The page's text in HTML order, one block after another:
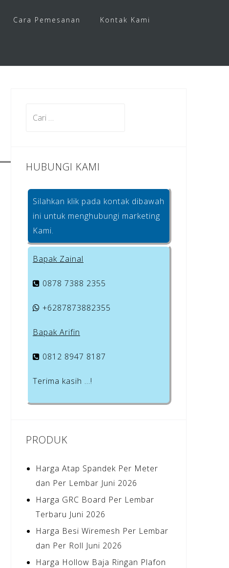
Cara Pemesanan Kontak Kami
HUBUNGI KAMI
Silahkan klik pada kontak dibawah
ini untuk menghubungi marketing
Kami.
Bapak Zainal
0878 7388 2355
+6287873882355
Bapak Arifin
0812 8947 8187
Terima kasih …!
PRODUK
Harga Atap Spandek Per Meter
dan Per Lembar Juni 2026
Harga GRC Board Per Lembar
Terbaru Juni 2026
Harga Besi Wiremesh Per Lembar
dan Per Roll Juni 2026
Harga Hollow Baja Ringan Plafon